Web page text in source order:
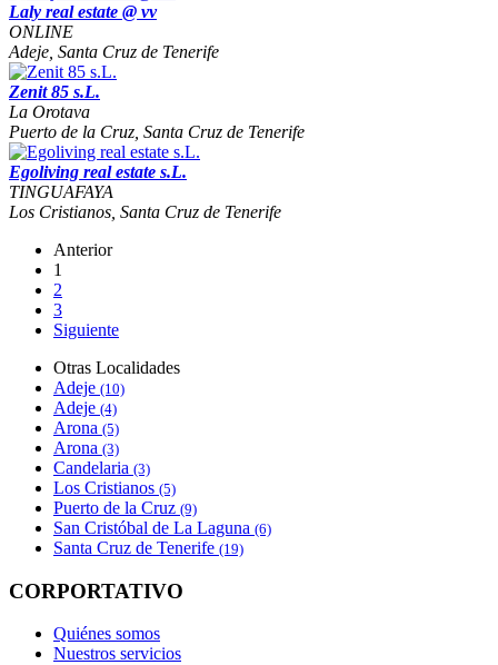
Laly real estate @ vv
ONLINE
Adeje, Santa Cruz de Tenerife
Zenit 85 s.L.
La Orotava
Puerto de la Cruz, Santa Cruz de Tenerife
Egoliving real estate s.L.
TINGUAFAYA
Los Cristianos, Santa Cruz de Tenerife
Anterior
1
2
3
Siguiente
Otras Localidades
Adeje (10)
Adeje (4)
Arona (5)
Arona (3)
Candelaria (3)
Los Cristianos (5)
Puerto de la Cruz (9)
San Cristóbal de La Laguna (6)
Santa Cruz de Tenerife (19)
CORPORTATIVO
Quiénes somos
Nuestros servicios